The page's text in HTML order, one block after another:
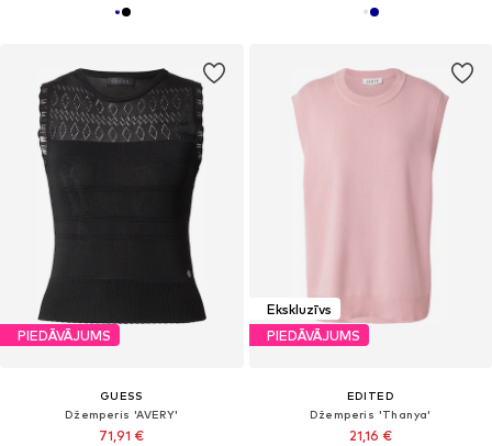
PIEDĀVĀJUMS
GUESS
Džemperis 'AVERY'
71,91 €
Ekskluzīvs
PIEDĀVĀJUMS
EDITED
Džemperis 'Thanya'
21,16 €